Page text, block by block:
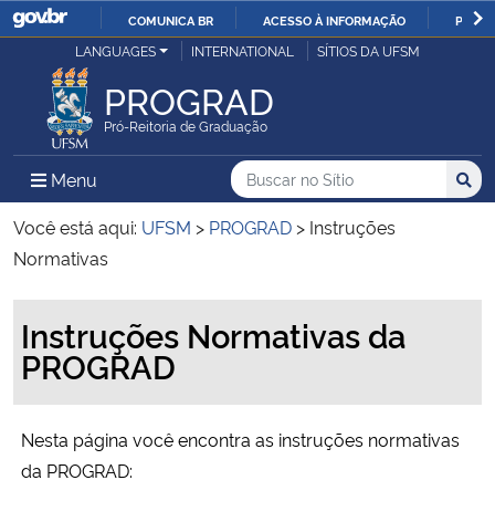
IR
O
COMUNICA BR ACESSO À INFORMAÇÃO
Ministério da Justiça e Segurança Pública
Ministério da Defesa
Ministério das Relações Exteriores
Ministério da Infraestrutura
Ministério da Educação
LANGUAGES INTERNATIONAL SÍTIOS DA UFSM
PROGRAD
Pró-Reitoria de Graduação
Menu Menu Principal do Sítio
Busca
Buscar no no Sítio
Busca:
Você está aqui: UFSM > PROGRAD > Instruções
Normativas
Instruções Normativas da
PROGRAD
Nesta página você encontra as instruções normativas
da PROGRAD: